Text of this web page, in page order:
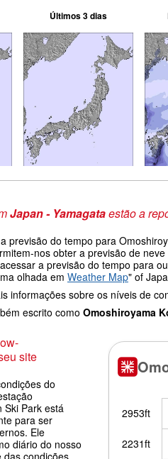
Últimos 3 dias
Japan - Yamagataestão a
previsão do tempo para
nos obter a previsão de
a previsão do tempo para
olhada em Weather Map" of
informações sobre os níveis de
escrito como Omoshiroyama
site
do
Ski Park está
para ser
Ele
diário do nosso
das condições